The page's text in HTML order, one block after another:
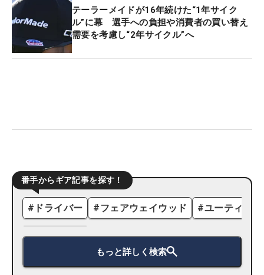
テーラーメイドが16年続けた“1年サイク
ル”に幕 選手への負担や消費者の買い替え
需要を考慮し“2年サイクル”へ
番手からギア記事を探す！
# ドライバー #フェアウェイウッド #ユーティリ
もっと詳しく検索